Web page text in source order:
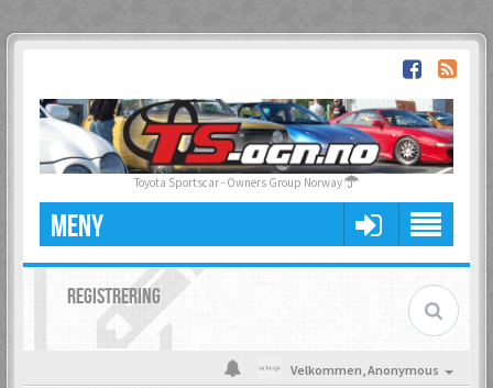
Toyota Sportscar - Owners Group Norway
MENY
REGISTRERING
Velkommen,Anonymous